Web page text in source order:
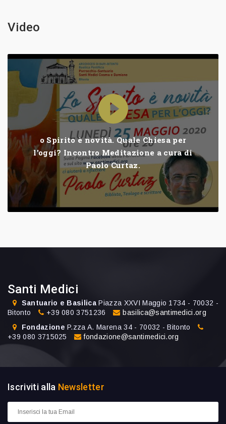
Video
o Spirito è novità. Quale Chiesa per
l'oggi? Incontro Meditazione a cura di
Paolo Curtaz.
Santi Medici
Santuario e Basilica Piazza XXVI Maggio 1734 - 70032 -
Bitonto
+39 080 3751236
basilica@santimedici.org
Fondazione P.zza A. Marena 34 - 70032 - Bitonto
+39 080 3715025
fondazione@santimedici.org
Iscriviti alla Newsletter